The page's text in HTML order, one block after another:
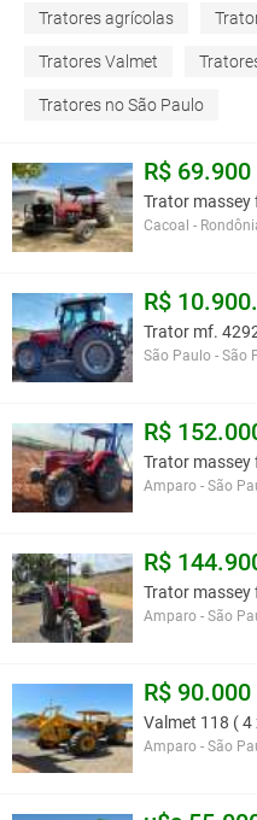
Tratores agrícolas
Tratores Valmet
Tratores no São Paulo
R$ 69.900
Trator massey
Cacoal -
R$
Trator mf.
São Paulo - São
R$
Trator
Amparo - São
R$
Trator
Amparo - São
R$ 90.000
Valmet 118 (
Amparo - São